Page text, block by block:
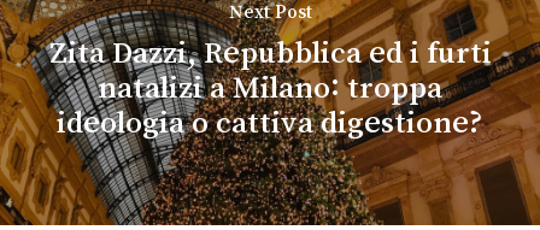
Next Post
Zita Dazzi, Repubblica ed i furti
natalizi a Milano: troppa
ideologia o cattiva digestione?